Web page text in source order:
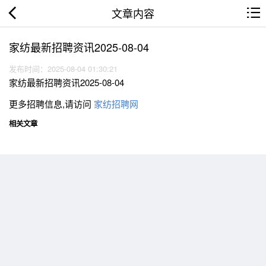
文章内容
家纺最新招聘资讯2025-08-04
发布时间：2025-08-04 01:30:21
家纺最新招聘资讯2025-08-04
更多招聘信息,请访问 家纺招聘网
相关文章